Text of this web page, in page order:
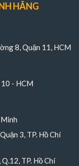
HÃNG
8, Quận 11, HCM
- HCM
Minh
3, TP. Hồ Chí
TP. Hồ Chí